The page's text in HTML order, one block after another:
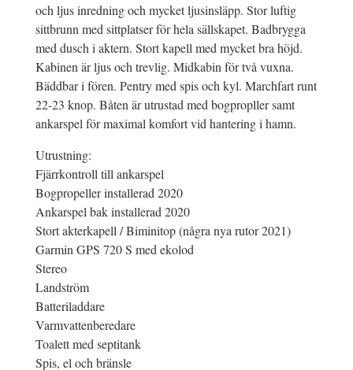
och ljus inredning och mycket ljusinsläpp. Stor luftig
sittbrunn med sittplatser för hela sällskapet. Badbrygga
med dusch i aktern. Stort kapell med mycket bra höjd.
Kabinen är ljus och trevlig. Midkabin för två vuxna.
Bäddbar i fören. Pentry med spis och kyl. Marchfart runt
22-23 knop. Båten är utrustad med bogpropller samt
ankarspel för maximal komfort vid hantering i hamn.
Utrustning:
Fjärrkontroll till ankarspel
Bogpropeller installerad 2020
Ankarspel bak installerad 2020
Stort akterkapell / Biminitop (några nya rutor 2021)
Garmin GPS 720 S med ekolod
Stereo
Landström
Batteriladdare
Varmvattenberedare
Toalett med septitank
Spis, el och bränsle